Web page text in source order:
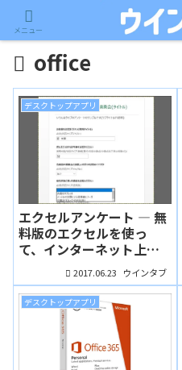
office
デスクトップアプリ
エクセルアンケート ― 無
料版のエクセルを使っ
て、インターネット上で
回答できるアンケートを
作ろう（natsuki）
2017.06.23 ウインタブ
デスクトップアプリ
メニュー